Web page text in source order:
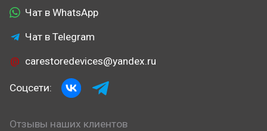
Чат в WhatsApp
Чат в Telegram
carestoredevices@yandex.ru
Соцсети:
Отзывы наших клиентов